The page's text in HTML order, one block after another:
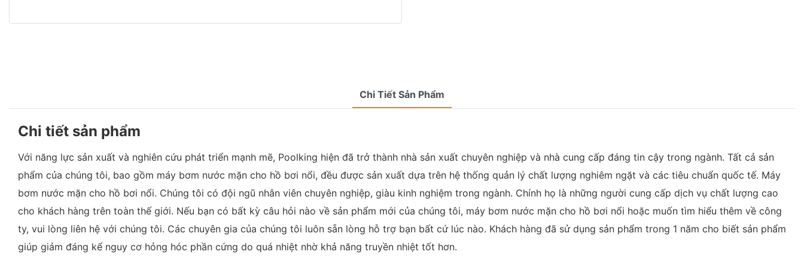
Chi Tiết Sản Phẩm
Chi tiết sản phẩm
Với năng lực sản xuất và nghiên cứu phát triển mạnh mẽ, Poolking hiện đã trở thành nhà sản xuất chuyên nghiệp và nhà cung cấp đáng tin cậy trong ngành. Tất cả sản
phẩm của chúng tôi, bao gồm máy bơm nước mặn cho hồ bơi nổi, đều được sản xuất dựa trên hệ thống quản lý chất lượng nghiêm ngặt và các tiêu chuẩn quốc tế. Máy
bơm nước mặn cho hồ bơi nổi. Chúng tôi có đội ngũ nhân viên chuyên nghiệp, giàu kinh nghiệm trong ngành. Chính họ là những người cung cấp dịch vụ chất lượng cao
cho khách hàng trên toàn thế giới. Nếu bạn có bất kỳ câu hỏi nào về sản phẩm mới của chúng tôi, máy bơm nước mặn cho hồ bơi nổi hoặc muốn tìm hiểu thêm về công
ty, vui lòng liên hệ với chúng tôi. Các chuyên gia của chúng tôi luôn sẵn lòng hỗ trợ bạn bất cứ lúc nào. Khách hàng đã sử dụng sản phẩm trong 1 năm cho biết sản phẩm
giúp giảm đáng kể nguy cơ hỏng hóc phần cứng do quá nhiệt nhờ khả năng truyền nhiệt tốt hơn.